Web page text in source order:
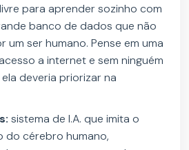
para aprender sozinho com
banco de dados que não
um ser humano. Pense em uma
a internet e sem ninguém
deveria priorizar na
sistema de I.A. que imita o
do cérebro humano,